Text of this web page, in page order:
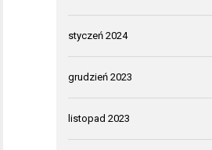
styczeń 2024
grudzień 2023
listopad 2023